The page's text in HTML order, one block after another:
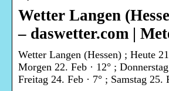
Wetter Langen
– daswetter.com |
Wetter Langen (Hessen) ; Heute
Morgen 22. Feb · 12° ;
Freitag 24. Feb · 7° ; Samstag 25.